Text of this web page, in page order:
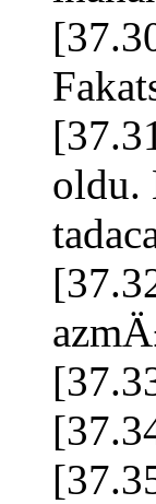
oldu.